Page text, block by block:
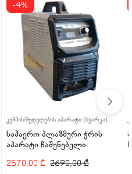
-4%
კემპის/შედუღების აპარატი (სვარკა)
საჰაერო პლაზმური ჭრის
აპარატი ჩაშენებული
WDK-40CUT-C 40A
2690,00₾
2570,00 ₾